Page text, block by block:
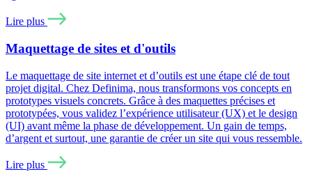
Lire plus
Maquettage de sites et d'outils
Le maquettage de site internet et d’outils est une étape clé de tout
projet digital. Chez Definima, nous transformons vos concepts en
prototypes visuels concrets. Grâce à des maquettes précises et
prototypées, vous validez l’expérience utilisateur (UX) et le design
(UI) avant même la phase de développement. Un gain de temps,
d’argent et surtout, une garantie de créer un site qui vous ressemble.
Lire plus